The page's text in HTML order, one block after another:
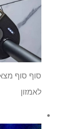
לאמזון